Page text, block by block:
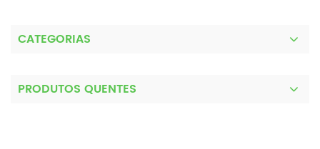
CATEGORIAS
PRODUTOS QUENTES